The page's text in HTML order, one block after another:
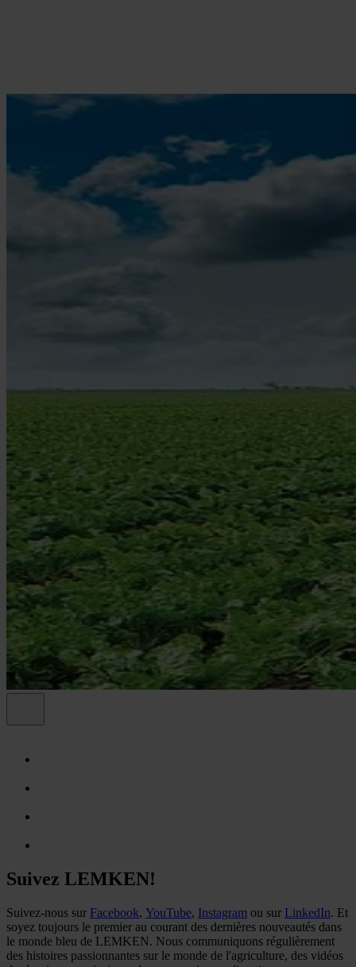
Suivez LEMKEN!
Suivez-nous sur Facebook, YouTube, Instagram ou sur LinkedIn. Et
soyez toujours le premier au courant des dernières nouveautés dans
le monde bleu de LEMKEN. Nous communiquons régulièrement
des histoires passionnantes sur le monde de l'agriculture, des vidéos